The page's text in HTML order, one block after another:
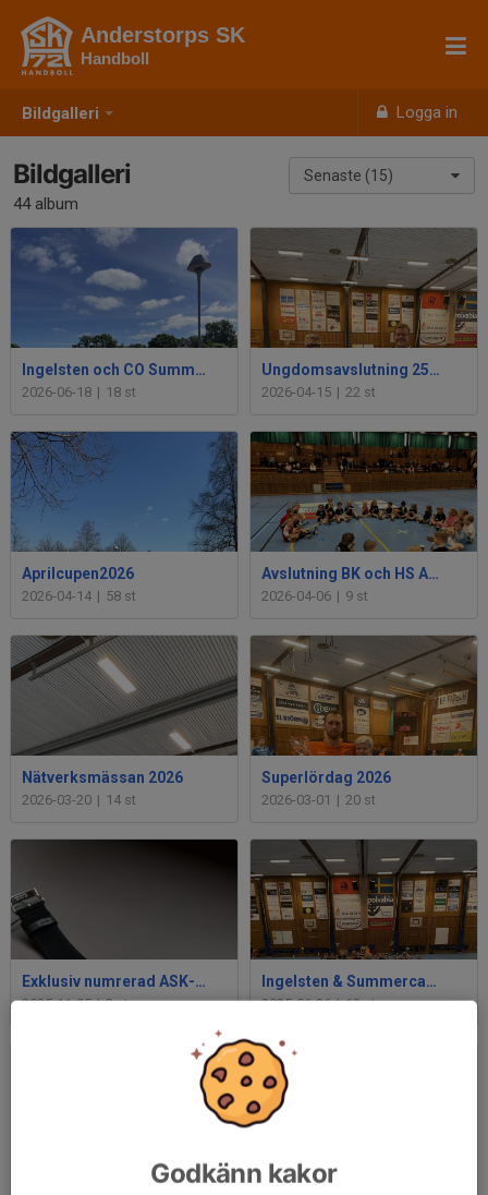
Bildgalleri Logga in
Anderstorps SK
Handboll
Senaste (15)
Bildgalleri
44 album
Ingelsten och CO Summercamp26
2026-06-18 | 18 st
Ungdomsavslutning 25-26
2026-04-15 | 22 st
Aprilcupen2026
2026-04-14 | 58 st
Avslutning BK och HS Anderstorp
2026-04-06 | 9 st
Nätverksmässan 2026
2026-03-20 | 14 st
Superlördag 2026
2026-03-01 | 20 st
Exklusiv numrerad ASK-klocka från Tissot!
2025-11-05 | 3 st
Ingelsten & Summercamp25
2025-06-26 | 13 st
Ungdomsavslutning 2024-2025
Godkänn kakor